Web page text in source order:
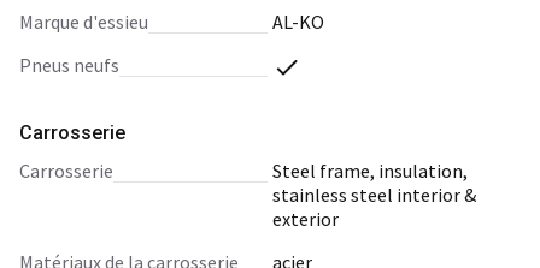
marque d'essieu
AL-KO
pneus neufs
Carrosserie
carrosserie
Steel frame, insulation,
stainless steel interior &
exterior
matériaux de la carrosserie
acier